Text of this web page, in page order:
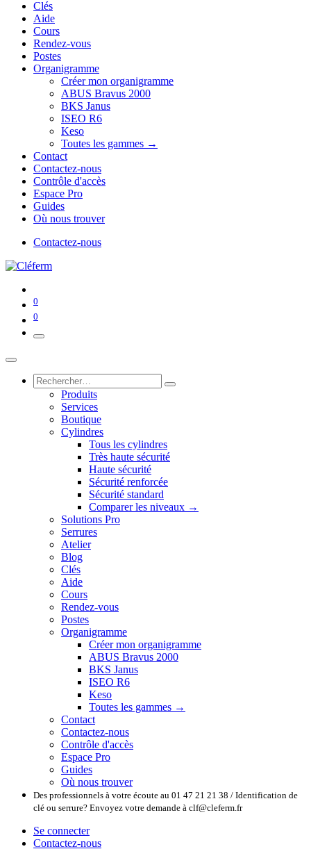
Clés
Aide
Cours
Rendez-vous
Postes
Organigramme
Créer mon organigramme
ABUS Bravus 2000
BKS Janus
ISEO R6
Keso
Toutes les gammes →
Contact
Contactez-nous
Contrôle d'accès
Espace Pro
Guides
Où nous trouver
Contactez-nous
0
0
Produits
Services
Boutique
Cylindres
Tous les cylindres
Très haute sécurité
Haute sécurité
Sécurité renforcée
Sécurité standard
Comparer les niveaux →
Solutions Pro
Serrures
Atelier
Blog
Clés
Aide
Cours
Rendez-vous
Postes
Organigramme
Créer mon organigramme
ABUS Bravus 2000
BKS Janus
ISEO R6
Keso
Toutes les gammes →
Contact
Contactez-nous
Contrôle d'accès
Espace Pro
Guides
Où nous trouver
Des professionnels à votre écoute au 01 47 21 21 38 / Identification de
clé ou serrure? Envoyez votre demande à clf@cleferm.fr
Se connecter
Contactez-nous